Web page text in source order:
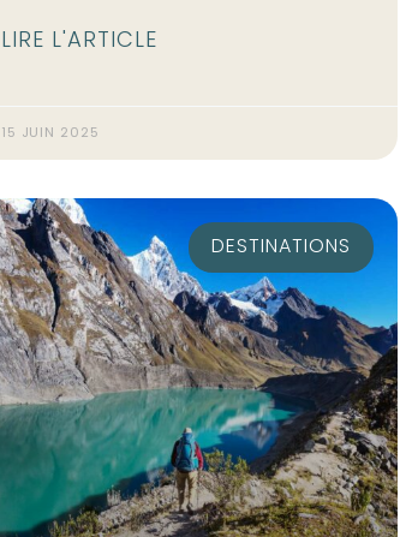
LIRE L'ARTICLE
15 JUIN 2025
DESTINATIONS